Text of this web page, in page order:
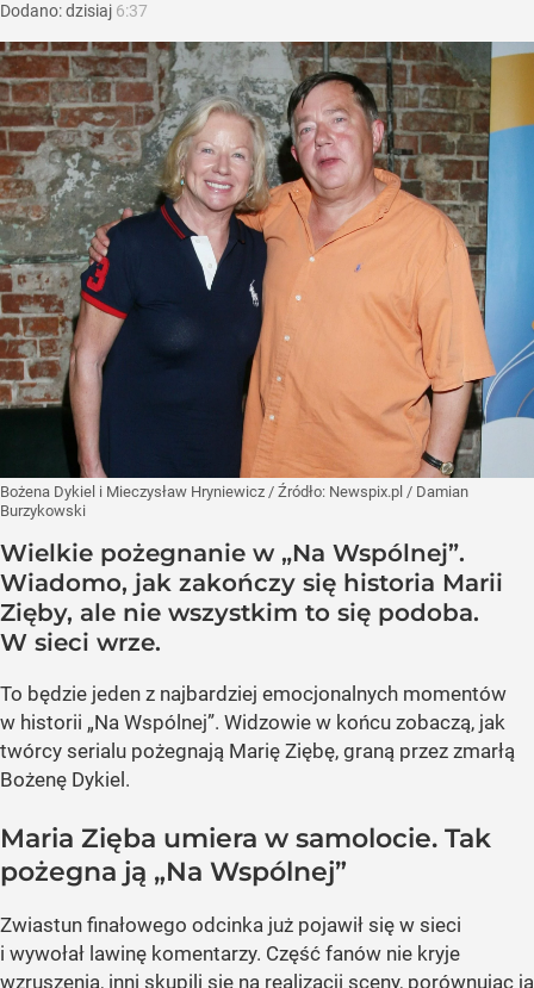
Dodano:dzisiaj 6:37
Bożena Dykiel i Mieczysław Hryniewicz / Źródło: Newspix.pl / Damian
Burzykowski
Wielkie pożegnanie w „Na Wspólnej”.
Wiadomo, jak zakończy się historia Marii
Zięby, ale nie wszystkim to się podoba.
W sieci wrze.
To będzie jeden z najbardziej emocjonalnych momentów
w historii „Na Wspólnej”. Widzowie w końcu zobaczą, jak
twórcy serialu pożegnają Marię Ziębę, graną przez zmarłą
Bożenę Dykiel.
Maria Zięba umiera w samolocie. Tak
pożegna ją „Na Wspólnej”
Zwiastun finałowego odcinka już pojawił się w sieci
i wywołał lawinę komentarzy. Część fanów nie kryje
wzruszenia, inni skupili się na realizacji sceny, porównując ją